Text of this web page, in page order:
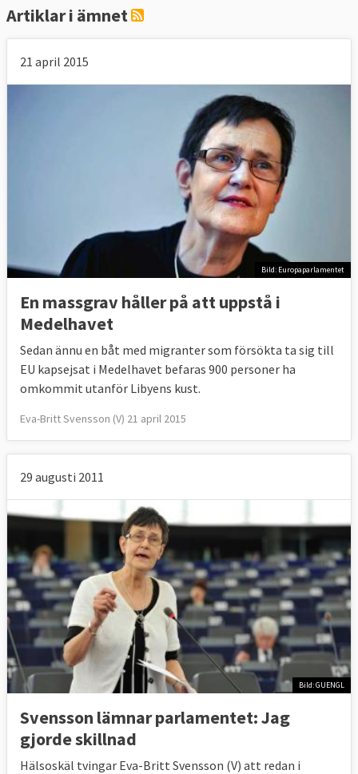
Artiklar i ämnet
21 april 2015
Bild: Europaparlamentet
En massgrav håller på att uppstå i
Medelhavet
Sedan ännu en båt med migranter som försökta ta sig till
EU kapsejsat i Medelhavet befaras 900 personer ha
omkommit utanför Libyens kust.
Eva-Britt Svensson (V) 21 april 2015
29 augusti 2011
Bild: GUENGL
Svensson lämnar parlamentet: Jag
gjorde skillnad
Hälsoskäl tvingar Eva-Britt Svensson (V) att redan i